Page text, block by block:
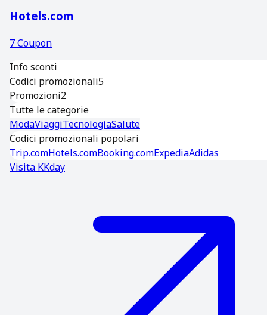
Hotels.com
7Coupon
Info sconti
Codici promozionali5
Promozioni2
Tutte le categorie
ModaViaggiTecnologiaSalute
Codici promozionali popolari
Trip.comHotels.comBooking.comExpediaAdidas
Visita KKday